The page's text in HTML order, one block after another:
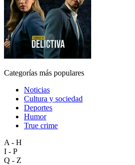
Categorías más populares
Noticias
Cultura y sociedad
Deportes
Humor
True crime
A - H
I - P
Q - Z